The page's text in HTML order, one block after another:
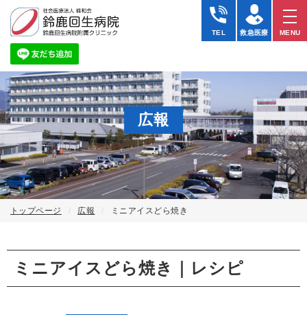
TEL 救急医療 MENU
広報
トップページ 広報 ミニアイスどら焼き
ミニアイスどら焼き｜レシピ